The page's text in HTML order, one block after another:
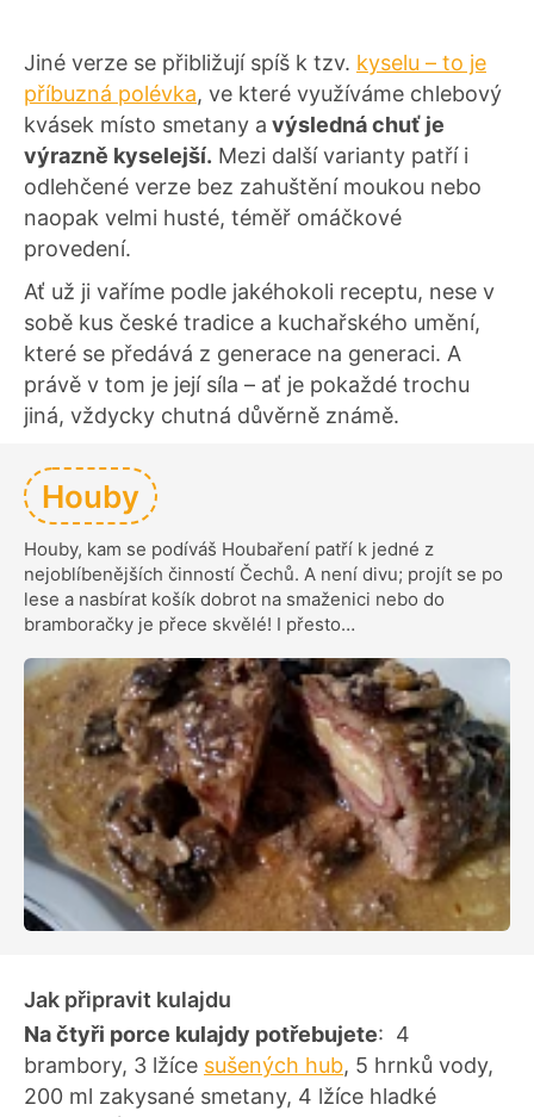
Jiné verze se přibližují spíš k tzv. kyselu – to je
příbuzná polévka, ve které využíváme chlebový
kvásek místo smetany a výsledná chuť je
výrazně kyselejší. Mezi další varianty patří i
odlehčené verze bez zahuštění moukou nebo
naopak velmi husté, téměř omáčkové
provedení.
Ať už ji vaříme podle jakéhokoli receptu, nese v
sobě kus české tradice a kuchařského umění,
které se předává z generace na generaci. A
právě v tom je její síla – ať je pokaždé trochu
jiná, vždycky chutná důvěrně známě.
Houby
Houby, kam se podíváš Houbaření patří k jedné z
nejoblíbenějších činností Čechů. A není divu; projít se po
lese a nasbírat košík dobrot na smaženici nebo do
bramboračky je přece skvělé! I přesto…
Jak připravit kulajdu
Na čtyři porce kulajdy potřebujete: 4
brambory, 3 lžíce sušených hub, 5 hrnků vody,
200 ml zakysané smetany, 4 lžíce hladké